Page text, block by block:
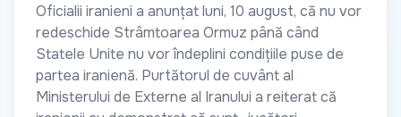
Oficialii iranieni a anunțat luni, 10 august, că nu vor
redeschide Strâmtoarea Ormuz până când
Statele Unite nu vor îndeplini condițiile puse de
partea iranienă. Purtătorul de cuvânt al
Ministerului de Externe al Iranului a reiterat că